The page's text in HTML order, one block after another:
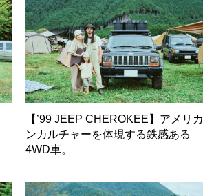
【’99 JEEP CHEROKEE】アメリカ
ンカルチャーを体現する鉄感ある
4WD車。